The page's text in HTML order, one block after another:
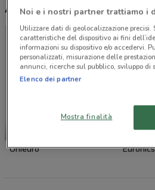
Altri volantini nelle
Unieuro Euronics
Noi e i nostri partner trattiamo i
Utilizzare dati di geolocalizzazione
caratteristiche del dispositivo ai fini
informazioni su dispositivo e/o accedervi.
personalizzati, misurazione delle
annunci, ricerche sul pubblico, sviluppo di
Elenco dei partner
Mostra finalità